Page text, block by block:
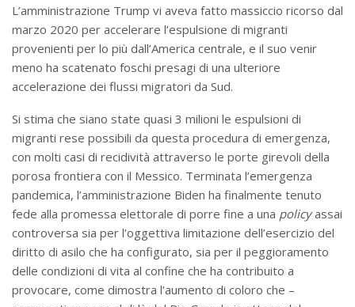
L’amministrazione Trump vi aveva fatto massiccio ricorso dal
marzo 2020 per accelerare l’espulsione di migranti
provenienti per lo più dall’America centrale, e il suo venir
meno ha scatenato foschi presagi di una ulteriore
accelerazione dei flussi migratori da Sud.
Si stima che siano state quasi 3 milioni le espulsioni di
migranti rese possibili da questa procedura di emergenza,
con molti casi di recidività attraverso le porte girevoli della
porosa frontiera con il Messico. Terminata l’emergenza
pandemica, l’amministrazione Biden ha finalmente tenuto
fede alla promessa elettorale di porre fine a una policyassai
controversa sia per l’oggettiva limitazione dell’esercizio del
diritto di asilo che ha configurato, sia per il peggioramento
delle condizioni di vita al confine che ha contribuito a
provocare, come dimostra l’aumento di coloro che –